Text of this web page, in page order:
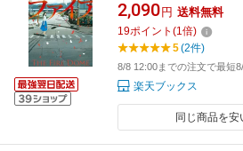
2,090 円 送料無料
19ポイント (1倍)
5(2件)
8/8 12:00までの注文で最短
楽天ブックス
同じ商品を安